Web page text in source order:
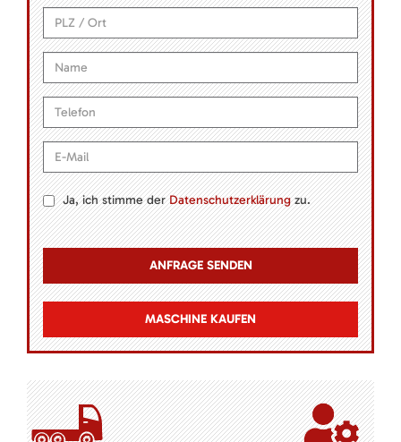
Ja, ich stimme derDatenschutzerklärungzu.
MASCHINE KAUFEN